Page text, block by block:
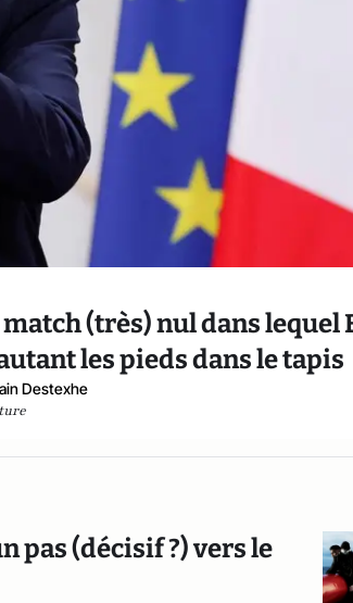
(très) nul dans lequel
les pieds dans le tapis
Destexhe
pas (décisif ?) vers le